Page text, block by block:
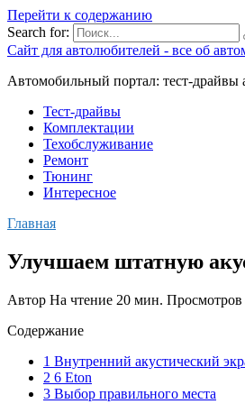
Перейти к содержанию
Search for:
Сайт для автолюбителей - все об
Автомобильный портал: тест-драйвы
Тест-драйвы
Комплектации
Техобслуживание
Ремонт
Тюнинг
Интересное
Главная
Улучшаем штатную
Автор На чтение 20 мин. Просмотров
Содержание
1 Внутренний акустический
2 6 Eton
3 Выбор правильного места